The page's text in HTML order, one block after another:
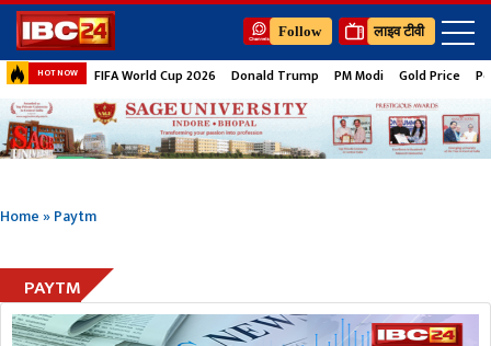
Follow लाइव टीवी
HOT NOW FIFA World Cup 2026 Donald Trump PM Modi Gold Price
Home»Paytm
PAYTM